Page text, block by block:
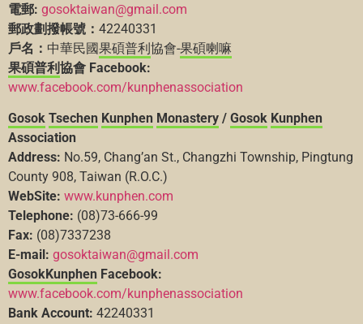
電郵: gosoktaiwan@gmail.com
郵政劃撥帳號： 42240331
戶名： 中華民國果碩普利協會-果碩喇嘛
果碩普利協會 Facebook:
www.facebook.com/kunphenassociation
Gosok Tsechen Kunphen Monastery / Gosok Kunphen
Association
Address: No.59, Chang’an St., Changzhi Township, Pingtung
County 908, Taiwan (R.O.C.)
WebSite: www.kunphen.com
Telephone: (08)73-666-99
Fax: (08)7337238
E-mail: gosoktaiwan@gmail.com
GosokKunphen Facebook:
www.facebook.com/kunphenassociation
Bank Account: 42240331